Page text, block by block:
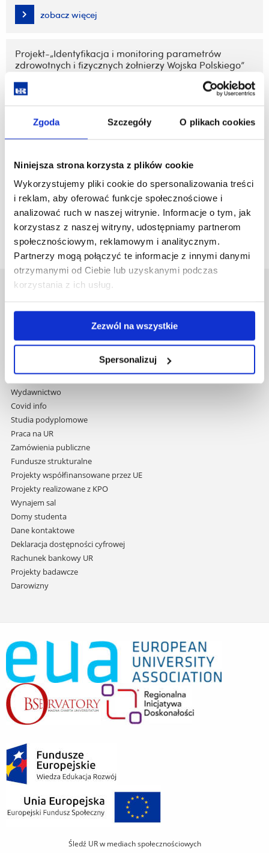
Zgoda Szczegóły O plikach cookies
Niniejsza strona korzysta z plików cookie
Wykorzystujemy pliki cookie do spersonalizowania treści
i reklam, aby oferować funkcje społecznościowe i
analizować ruch w naszej witrynie. Informacje o tym, jak
korzystasz z naszej witryny, udostępniamy partnerom
społecznościowym, reklamowym i analitycznym.
Partnerzy mogą połączyć te informacje z innymi danymi
otrzymanymi od Ciebie lub uzyskanymi podczas
korzystania z ich usług.
Zezwól na wszystkie
Spersonalizuj
zobacz więcej
Projekt-„Identyfikacja i monitoring parametrów
zdrowotnych i fizycznych żołnierzy Wojska Polskiego”
publicznych”
zobacz więcej
Al. Tadeusza Rejtana 16C
35-959 Rzeszów
Pomiń
przejdź
do
treści
Wydawnictwo
Covid info
Studia podyplomowe
Praca na UR
Zamówienia publiczne
Fundusze strukturalne
Projekty współfinansowane przez UE
Projekty realizowane z KPO
Wynajem sal
Domy studenta
Dane kontaktowe
Deklaracja dostępności cyfrowej
Rachunek bankowy UR
Projekty badawcze
Darowizny
Śledź UR w mediach społecznościowych